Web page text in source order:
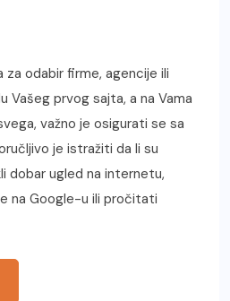
za odabir firme, agencije ili
Vašeg prvog sajta, a na Vama
važno je osigurati se sa
je istražiti da li su
dobar ugled na internetu,
na Google-u ili pročitati